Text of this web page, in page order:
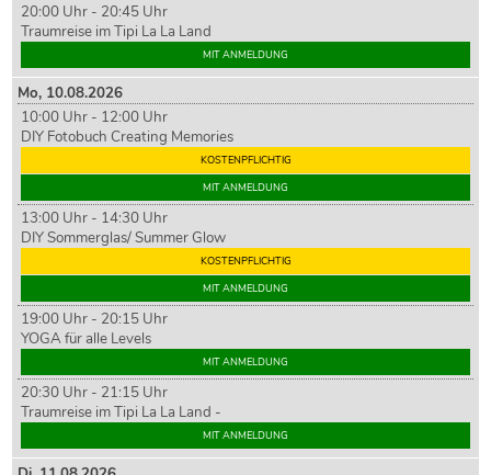
20:00 Uhr - 20:45 Uhr
Traumreise im Tipi La La Land
MIT ANMELDUNG
Mo, 10.08.2026
10:00 Uhr - 12:00 Uhr
DIY Fotobuch Creating Memories
KOSTENPFLICHTIG
MIT ANMELDUNG
13:00 Uhr - 14:30 Uhr
DIY Sommerglas/ Summer Glow
KOSTENPFLICHTIG
MIT ANMELDUNG
19:00 Uhr - 20:15 Uhr
YOGA für alle Levels
MIT ANMELDUNG
20:30 Uhr - 21:15 Uhr
Traumreise im Tipi La La Land -
MIT ANMELDUNG